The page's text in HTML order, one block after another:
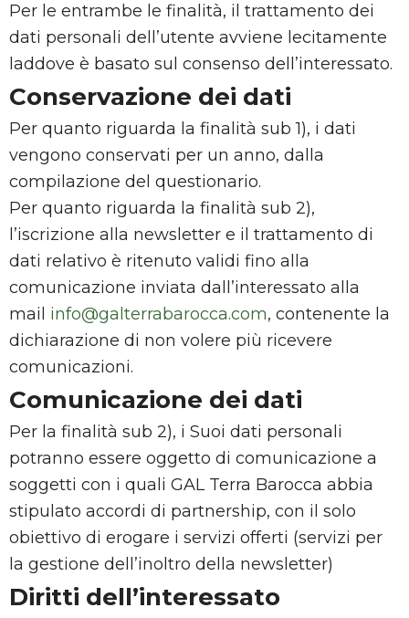
Per le entrambe le finalità, il trattamento dei
dati personali dell’utente avviene lecitamente
laddove è basato sul consenso dell’interessato.
Conservazione dei dati
Per quanto riguarda la finalità sub 1), i dati
vengono conservati per un anno, dalla
compilazione del questionario.
Per quanto riguarda la finalità sub 2),
l’iscrizione alla newsletter e il trattamento di
dati relativo è ritenuto validi fino alla
comunicazione inviata dall’interessato alla
mail info@galterrabarocca.com, contenente la
dichiarazione di non volere più ricevere
comunicazioni.
Comunicazione dei dati
Per la finalità sub 2), i Suoi dati personali
potranno essere oggetto di comunicazione a
soggetti con i quali GAL Terra Barocca abbia
stipulato accordi di partnership, con il solo
obiettivo di erogare i servizi offerti (servizi per
la gestione dell’inoltro della newsletter)
Diritti dell’interessato